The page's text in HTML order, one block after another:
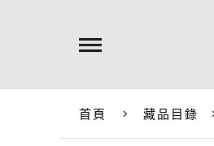
首頁 藏品目錄